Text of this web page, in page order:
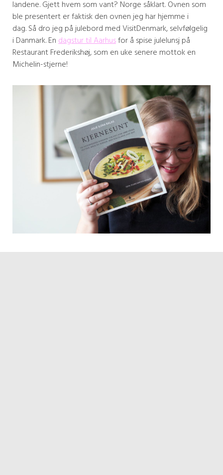
landene. Gjett hvem som vant? Norge såklart. Ovnen som
ble presentert er faktisk den ovnen jeg har hjemme i
dag. Så dro jeg på julebord med VisitDenmark, selvfølgelig
i Danmark. Endagstur til Aarhusfor å spise julelunsj på
Restaurant Frederikshøj, som en uke senere mottok en
Michelin-stjerne!